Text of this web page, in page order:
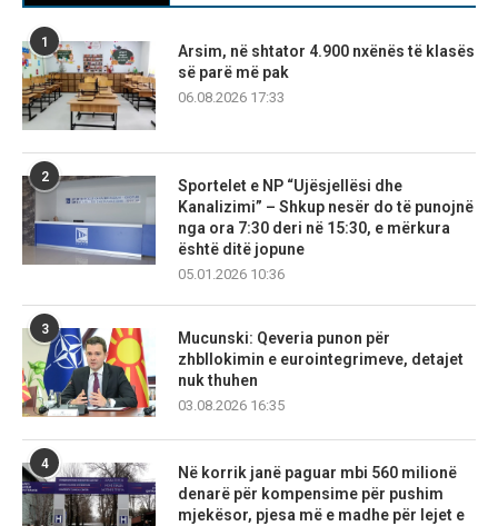
1
Arsim, në shtator 4.900 nxënës të klasës
së parë më pak
06.08.2026 17:33
2
Sportelet e NP “Ujësjellësi dhe
Kanalizimi” – Shkup nesër do të punojnë
nga ora 7:30 deri në 15:30, e mërkura
është ditë jopune
05.01.2026 10:36
3
Mucunski: Qeveria punon për
zhbllokimin e eurointegrimeve, detajet
nuk thuhen
03.08.2026 16:35
4
Në korrik janë paguar mbi 560 milionë
denarë për kompensime për pushim
mjekësor, pjesa më e madhe për lejet e